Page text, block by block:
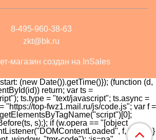
8-495-960-38-63
zkt@bk.ru
магазин создан на InSales
(new Date()).getTime()}); (function (d,
return; var ts =
ts.type = "text/javascript"; ts.async =
"https://top-fwz1.mail.ru/js/code.js"; var f =
s);}; if (w.opera == "[object
f, false); }